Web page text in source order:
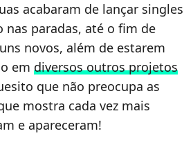
acabaram de lançar singles
nas paradas, até o fim de
novos, além de estarem
em diversos outros projetos
que não preocupa as
mostra cada vez mais
e apareceram!